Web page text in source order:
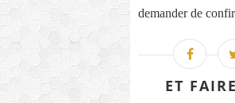
demander de
ET